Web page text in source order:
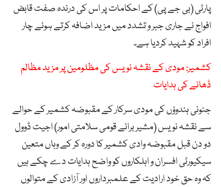
پارٹی (بی جے پی) کے احکامات پر اس کی درندہ صفت قابض
افواج نے جاری جبر و تشدد میں مزید اضافہ کرتے ہوئے چار
افراد کو شہید کردیا ہے۔
کشمیر: مودی کے نقشہ نویس کی مظلومین پر مزید مظالم
ڈھانے کی ہدایات
جنونی ہندوؤں کی مودی سرکار کے مقبوضہ کشمیر کے حوالے
سے نقشہ نویس (مشیر برائے قومی سلامتی امور) اجیت ڈوول
دو دن قبل مقبوضہ وادی کشمیر کا دورہ کر کے وہاں متعین
سیکیورٹی افسران و اہلکاروں کو واضح ہدایات دے چکے ہیں
کہ وہ حق خود ارادیت کے علمبرداروں اور آزادی کے متوالوں